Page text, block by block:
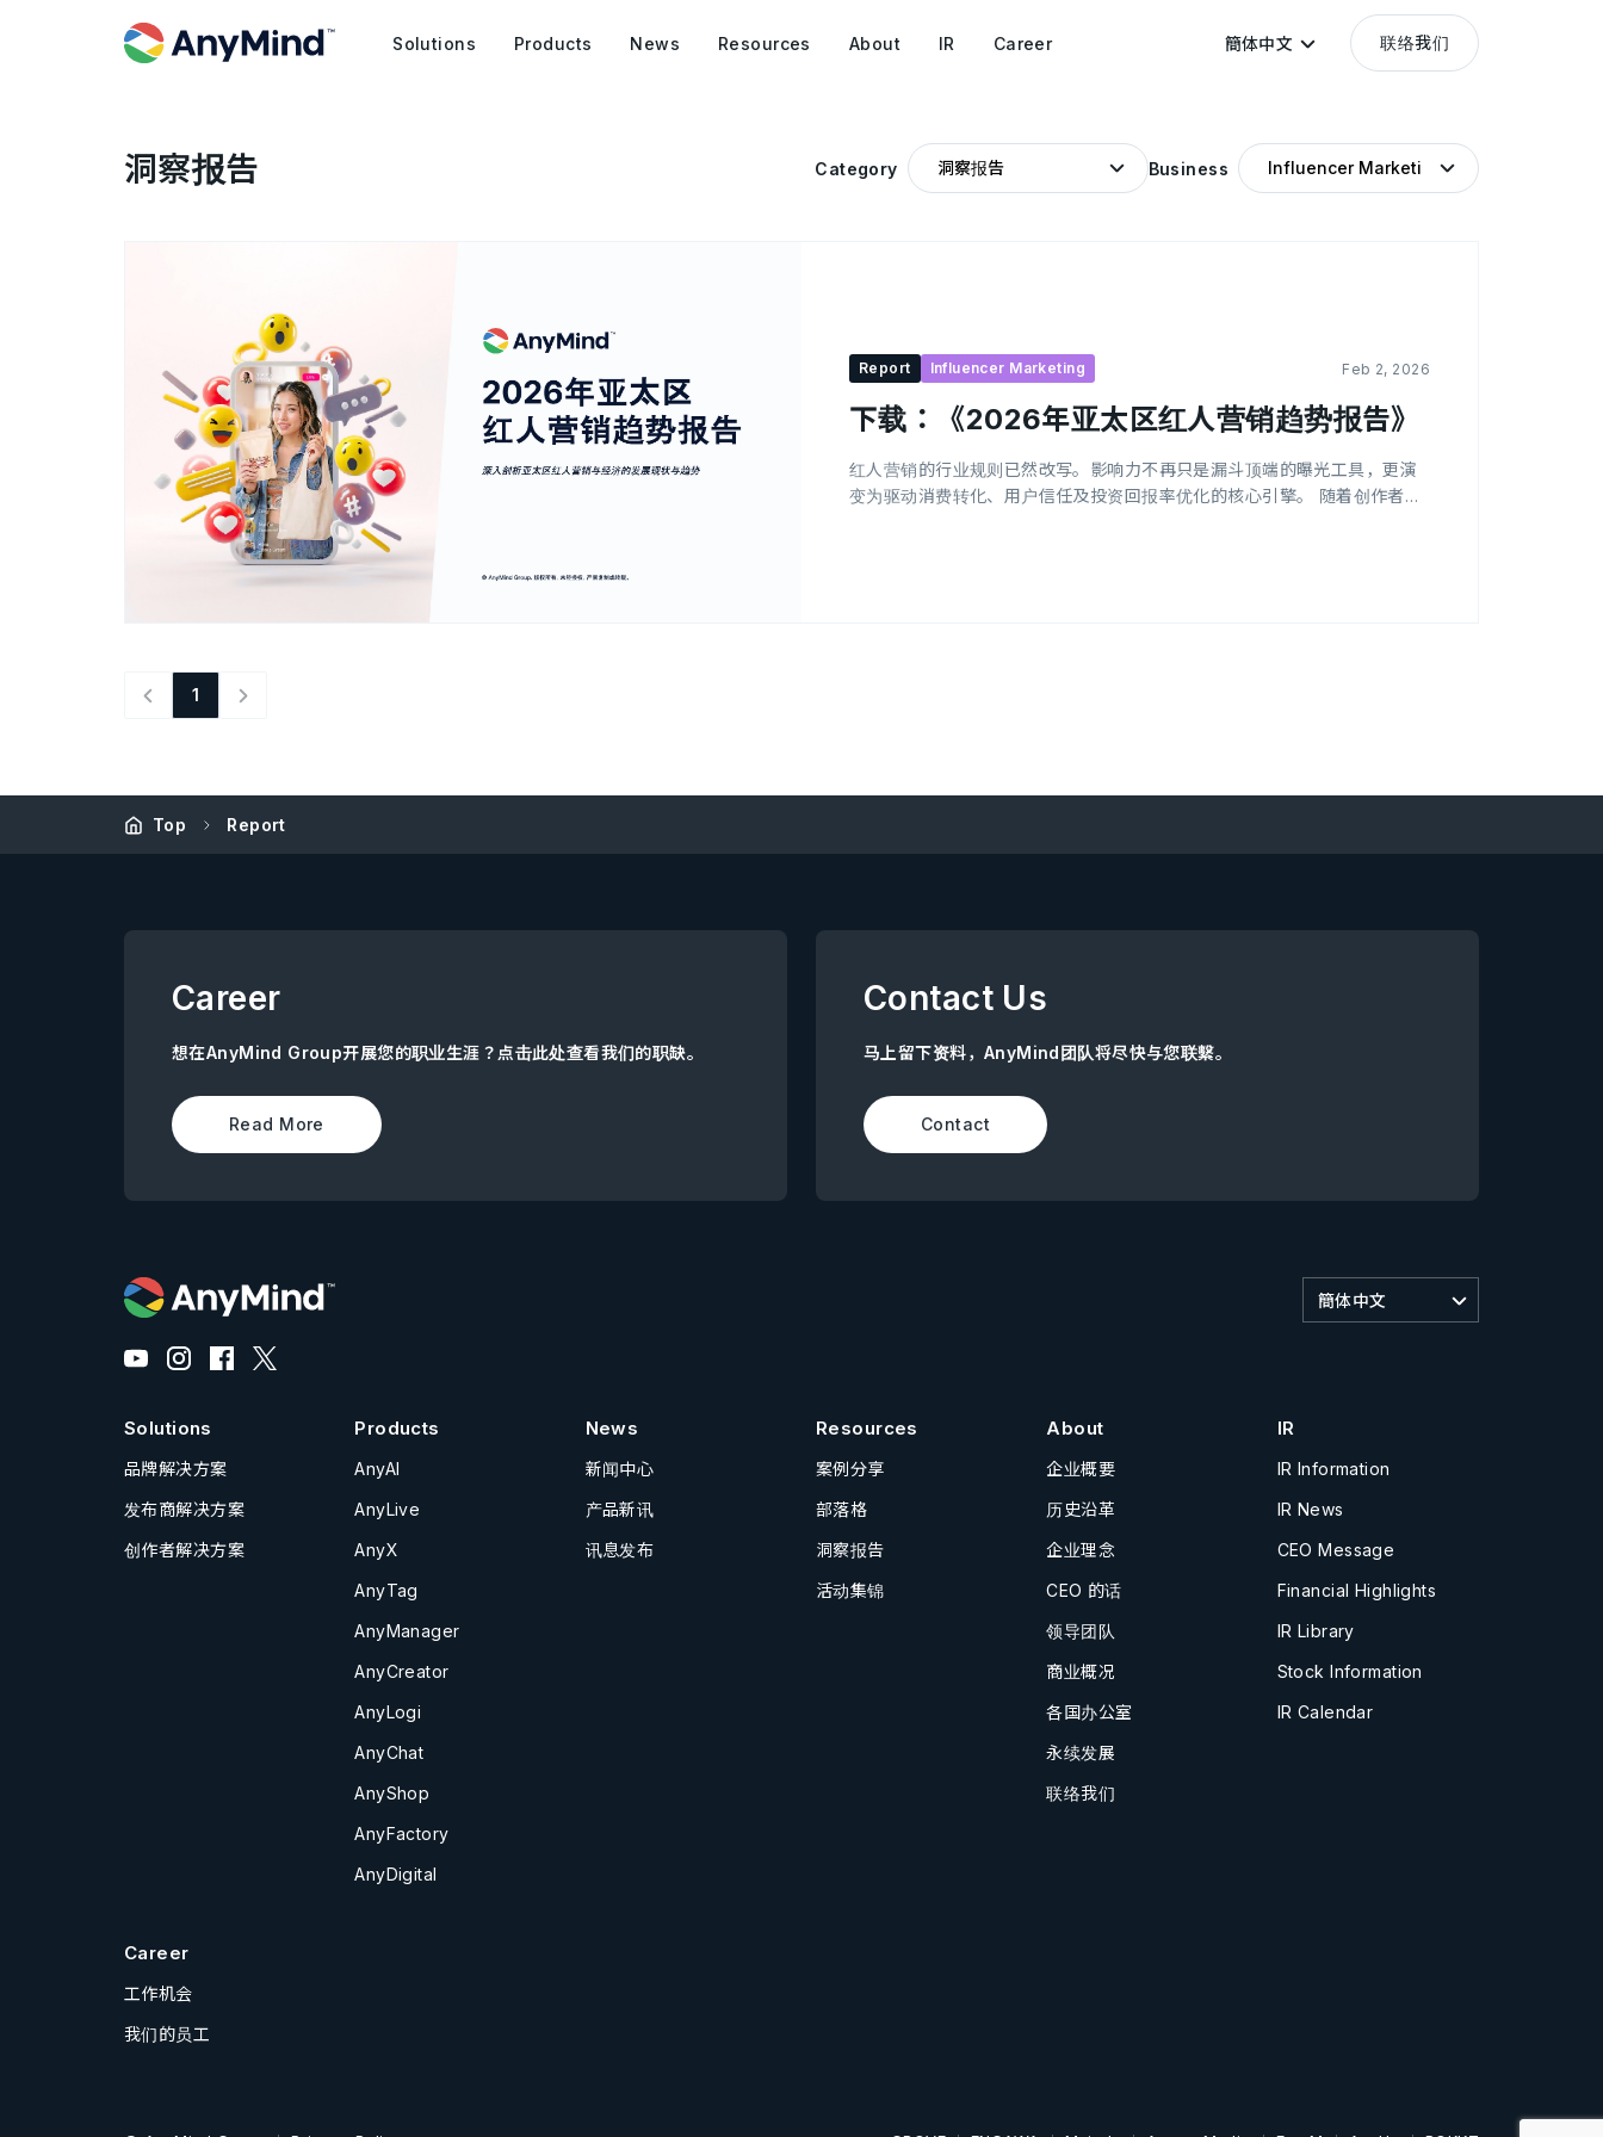
Solutions Products News Resources About IR Career 簡体中文 联络我们
洞察报告 Category Business
Report Influencer Marketing Feb 2, 2026
下载：《2026年亚太区红人营销趋势报告》
红人营销的行业规则已然改写。影响力不再只是漏斗顶端的曝光工具，更演
变为驱动消费转化、用户信任及投资回报率优化的核心引擎。 随着创作者经
1
Top Report
Career
想在AnyMind Group开展您的职业生涯？点击此处查看我们的职缺。
Read More
Contact Us
马上留下资料，AnyMind团队将尽快与您联繫。
Contact
簡体中文
Solutions
品牌解决方案
发布商解决方案
创作者解决方案
Products
AnyAI
AnyLive
AnyX
AnyTag
AnyManager
AnyCreator
AnyLogi
AnyChat
AnyShop
AnyFactory
AnyDigital
News
新闻中心
产品新讯
讯息发布
Resources
案例分享
部落格
洞察报告
活动集锦
About
企业概要
历史沿革
企业理念
CEO 的话
领导团队
商业概况
各国办公室
永续发展
联络我们
IR
IR Information
IR News
CEO Message
Financial Highlights
IR Library
Stock Information
IR Calendar
Career
工作机会
我们的员工